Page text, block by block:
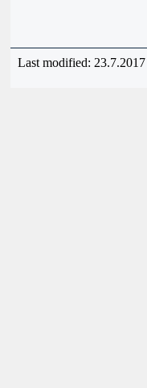
Last modified: 23.7.2017